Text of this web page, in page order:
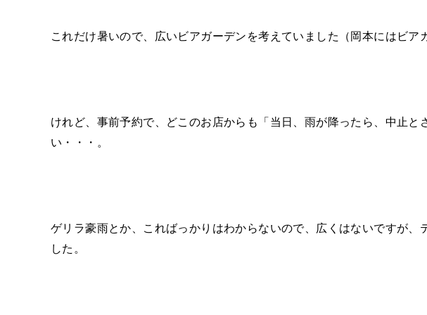
これだけ暑いので、広いビアガーデンを考えていました（岡本にはビア
けれど、事前予約で、どこのお店からも「当日、雨が降ったら、中止と
い・・・。
ゲリラ豪雨とか、こればっかりはわからないので、広くはないですが、
した。